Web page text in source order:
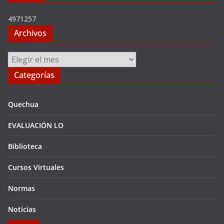
4971257
Archivos
Archivos
Categorías
Quechua
EVALUACIÓN LO
Biblioteca
Cursos Virtuales
Normas
Noticias